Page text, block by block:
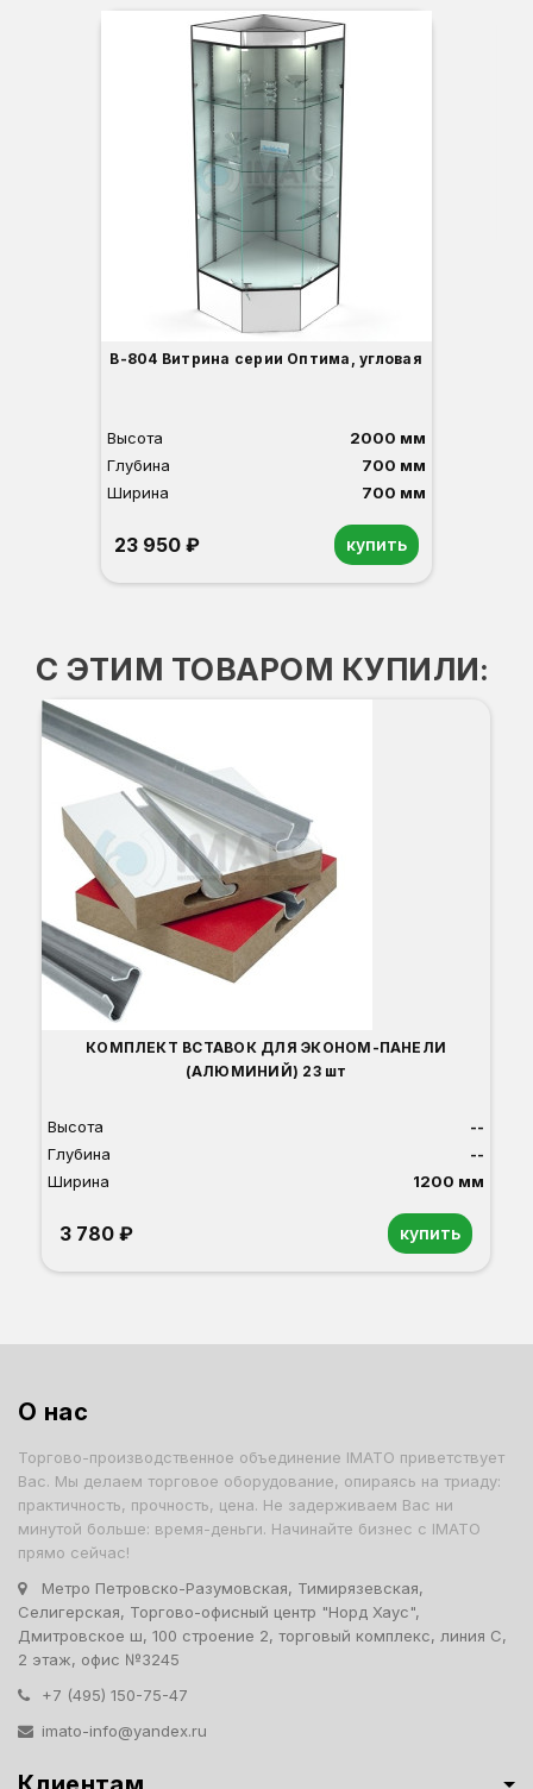
В-804 Витрина серии Оптима, угловая
Высота
2000 мм
Глубина
700 мм
Ширина
700 мм
23 950 ₽ купить
С ЭТИМ ТОВАРОМ КУПИЛИ:
КОМПЛЕКТ ВСТАВОК ДЛЯ ЭКОНОМ-ПАНЕЛИ
(АЛЮМИНИЙ) 23 шт
Высота
--
Глубина
--
Ширина
1200 мм
3 780 ₽ купить
О нас
Торгово-производственное объединение IMATO приветствует
Вас. Мы делаем торговое оборудование, опираясь на триаду:
практичность, прочность, цена. Не задерживаем Вас ни
минутой больше: время-деньги. Начинайте бизнес с IMATO
прямо сейчас!
Метро Петровско-Разумовская, Тимирязевская,
Селигерская, Торгово-офисный центр "Норд Хаус",
Дмитровское ш, 100 строение 2, торговый комплекс, линия С,
2 этаж, офис №3245
+7 (495) 150-75-47
imato-info@yandex.ru